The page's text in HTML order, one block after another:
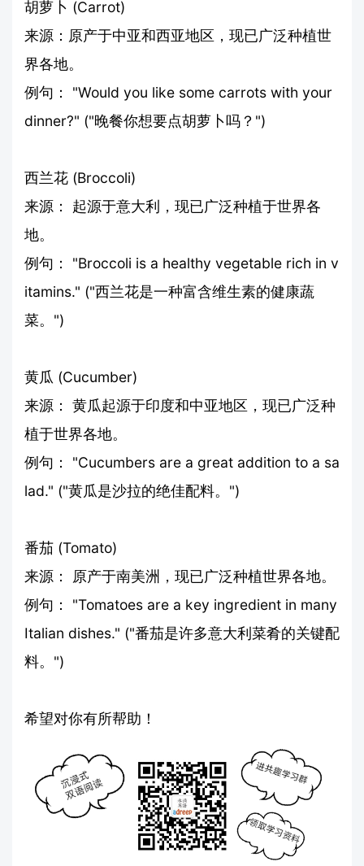
胡萝卜 (Carrot)
来源：原产于中亚和西亚地区，现已广泛种植世
界各地。
例句： "Would you like some carrots with your
dinner?" ("晚餐你想要点胡萝卜吗？")
西兰花 (Broccoli)
来源： 起源于意大利，现已广泛种植于世界各
地。
例句： "Broccoli is a healthy vegetable rich in v
itamins." ("西兰花是一种富含维生素的健康蔬
菜。")
黄瓜 (Cucumber)
来源： 黄瓜起源于印度和中亚地区，现已广泛种
植于世界各地。
例句： "Cucumbers are a great addition to a sa
lad." ("黄瓜是沙拉的绝佳配料。")
番茄 (Tomato)
来源： 原产于南美洲，现已广泛种植世界各地。
例句： "Tomatoes are a key ingredient in many
Italian dishes." ("番茄是许多意大利菜肴的关键配
料。")
希望对你有所帮助！